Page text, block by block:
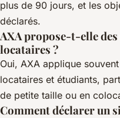
plus de 90 jours, et les
déclarés.
AXA propose-t-elle
locataires ?
Oui, AXA applique
locataires et étudiants,
de petite taille ou en
Comment déclarer un